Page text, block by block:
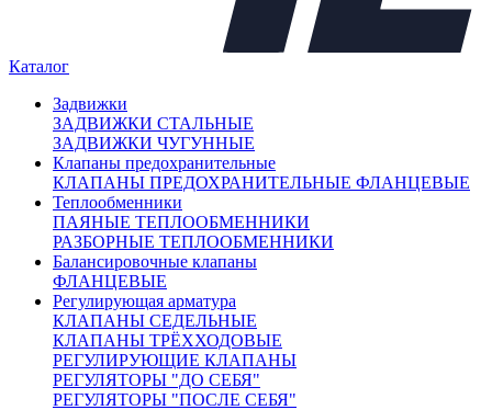
Каталог
Задвижки
ЗАДВИЖКИ СТАЛЬНЫЕ
ЗАДВИЖКИ ЧУГУННЫЕ
Клапаны предохранительные
КЛАПАНЫ ПРЕДОХРАНИТЕЛЬНЫЕ ФЛАНЦЕВЫЕ
Теплообменники
ПАЯНЫЕ ТЕПЛООБМЕННИКИ
РАЗБОРНЫЕ ТЕПЛООБМЕННИКИ
Балансировочные клапаны
ФЛАНЦЕВЫЕ
Регулирующая арматура
КЛАПАНЫ СЕДЕЛЬНЫЕ
КЛАПАНЫ ТРЁХХОДОВЫЕ
РЕГУЛИРУЮЩИЕ КЛАПАНЫ
РЕГУЛЯТОРЫ "ДО СЕБЯ"
РЕГУЛЯТОРЫ "ПОСЛЕ СЕБЯ"
Регуляторы "после себя"
Регуляторы давления
Регуляторы перепада давления
Электропневматические позиционеры
Насосы
Мембранные баки
Нержавеющая арматура
Арт. 702438